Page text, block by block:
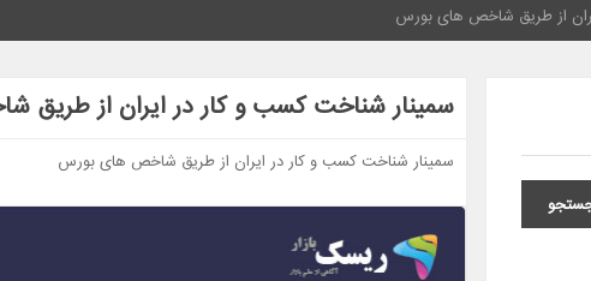
از طریق شاخص های بورس
سمینار شناخت کسب و کار در ایران از
سمینار شناخت کسب و کار در ایران از طریق شاخص های بورس